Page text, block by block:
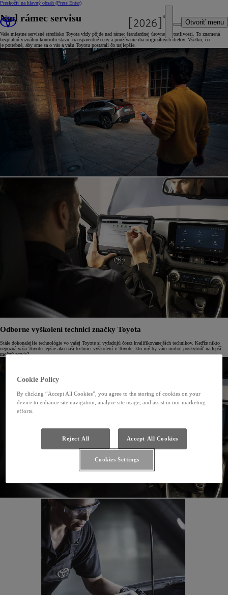
Preskočiť na hlavný obsah (Press Enter)
Otvoriť menu
Nad rámec servisu
Vaše miestne servisné stredisko Toyota vždy pôjde nad rámec štandardnej úrovne starostlivosti. To znamená
bezplatnú vizuálnu kontrolu stavu, transparentné ceny a používanie iba originálnych dielov. Všetko, čo
je potrebné, aby sme sa o vás a vašu Toyotu postarali čo najlepšie.
Odborne vyškolení technici značky Toyota
Stále dokonalejšie technológie vo vašej Toyote si vyžadujú čoraz kvalifikovanejších technikov. Keďže nikto
nepozná vašu Toyotu lepšie ako naši technici vyškolení v Toyote, kto iný by vám mohol poskytnúť najlepší
možný servis?
Cookie Policy
By clicking “Accept All Cookies”, you agree to the storing of cookies on your
device to enhance site navigation, analyze site usage, and assist in our marketing
efforts.
Reject All Accept All Cookies
Cookies Settings